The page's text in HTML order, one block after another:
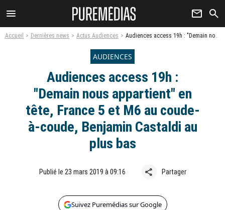
menu newsletter search
Accueil Dernières news Actus Audiences Audiences access 19h : "Demain nous appartient" en tête, France 5 et M6 au coude-à-coude, Benjamin Castaldi au plus bas
AUDIENCES
Audiences access 19h :
"Demain nous appartient" en
tête, France 5 et M6 au coude-
à-coude, Benjamin Castaldi au
plus bas
Publié le 23 mars 2019 à 09:16 share Partager
Suivez Puremédias sur Google